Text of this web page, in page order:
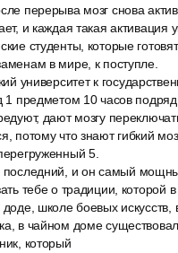
перерыва мозг снова
и каждая такая активация
студенты, которые
в мире, к поступле.
университет к
1 предметом 10 часов
дают мозгу
потому что знают гибкий
5.
последний, и он самый
тебе о традиции, которой
школе боевых искусств,
в чайном доме
который